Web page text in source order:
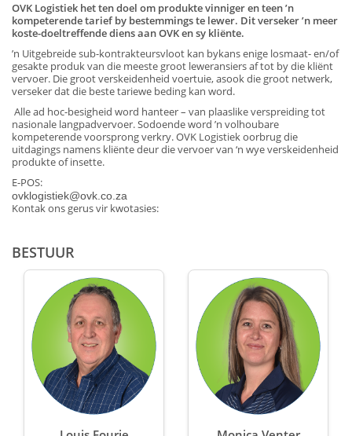
OVK Logistiek het ten doel om produkte vinniger en teen ’n
kompeterende tarief by bestemmings te lewer. Dit verseker ’n meer
koste-doeltreffende diens aan OVK en sy kliënte.
’n Uitgebreide sub-kontrakteursvloot kan bykans enige losmaat- en/of
gesakte produk van die meeste groot leweransiers af tot by die kliënt
vervoer. Die groot verskeidenheid voertuie, asook die groot netwerk,
verseker dat die beste tariewe beding kan word.
Alle ad hoc-besigheid word hanteer – van plaaslike verspreiding tot
nasionale langpadvervoer. Sodoende word ’n volhoubare
kompeterende voorsprong verkry. OVK Logistiek oorbrug die
uitdagings namens kliënte deur die vervoer van ‘n wye verskeidenheid
produkte of insette.
E-POS:
ovklogistiek@ovk.co.za
Kontak ons gerus vir kwotasies:
BESTUUR